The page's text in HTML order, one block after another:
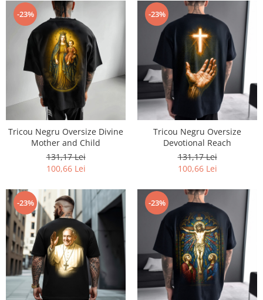
-23%
Tricou Negru Oversize Divine
Mother and Child
131,17 Lei
100,66 Lei
-23%
Tricou Negru Oversize
Devotional Reach
131,17 Lei
100,66 Lei
-23% -23%